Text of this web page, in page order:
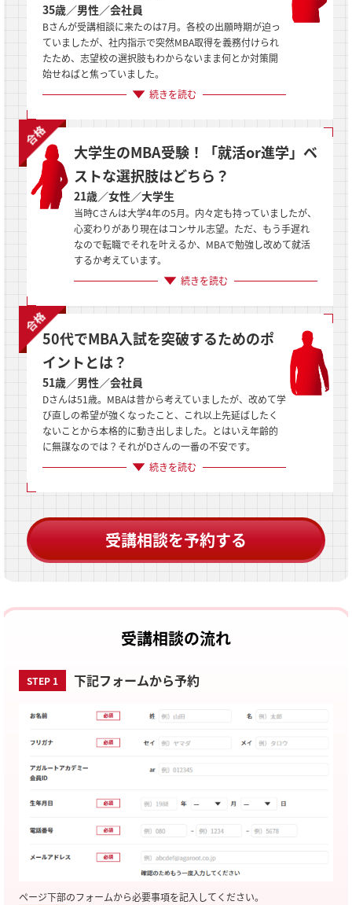
35歳／男性／会社員
Bさんが受講相談に来たのは7月。各校の出願時期が迫っ
ていましたが、社内指示で突然MBA取得を義務付けられ
たため、志望校の選択肢もわからないまま何とか対策開
始せねばと焦っていました。
続きを読む
大学生のMBA受験！「就活or進学」ベ
ストな選択肢はどちら？
21歳／女性／大学生
当時Cさんは大学4年の5月。内々定も持っていましたが、
心変わりがあり現在はコンサル志望。ただ、もう手遅れ
なので転職でそれを叶えるか、MBAで勉強し改めて就活
するか考えています。
続きを読む
50代でMBA入試を突破するためのポ
イントとは？
51歳／男性／会社員
Dさんは51歳。MBAは昔から考えていましたが、改めて学
び直しの希望が強くなったこと、これ以上先延ばしたく
ないことから本格的に動き出しました。とはいえ年齢的
に無謀なのでは？それがDさんの一番の不安です。
続きを読む
受講相談を予約する
受講相談の流れ
STEP 1 下記フォームから予約
ページ下部のフォームから必要事項を記入してください。